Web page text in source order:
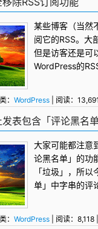
某些博客（当然
阅它的RSS。大
但是访客还是可
WordPress的
： WordPress | 阅读：
表包含「评论黑名
大家可能都注意
论黑名单」的功
「垃圾」，所
单」中字串的评
： WordPress | 阅读：8,118